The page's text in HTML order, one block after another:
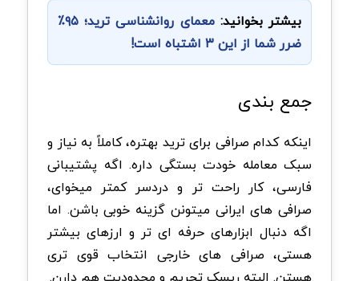
بیشتر بخوانید:
معمای روانشناسی ترید؛ ۹۵٪
ضرر شما از این ۳ اشتباه است!
جمع بندی
اینکه کدام صرافی برای ترید بهتره، کاملاً به نیاز و
سبک معامله خودت بستگی داره. اگه پشتیبانی
فارسی، کار راحت تر و دردسر کمتر میخوای،
صرافی های ایرانی میتونن گزینه خوبی باشن. اما
اگه دنبال ابزارهای حرفه ای تر و ارزهای بیشتر
هستی، صرافی های خارجی انتخاب قوی تری